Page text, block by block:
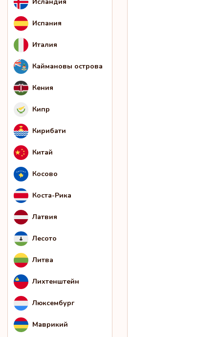
Испания
Италия
Каймановы острова
Кения
Кипр
Кирибати
Китай
Косово
Коста-Рика
Латвия
Лесото
Литва
Лихтенштейн
Люксембург
Маврикий